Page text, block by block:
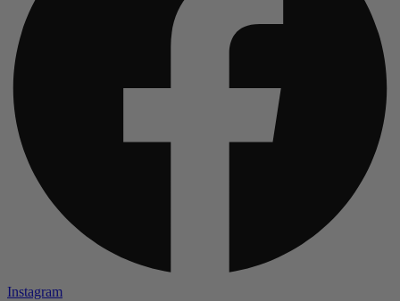
Instagram